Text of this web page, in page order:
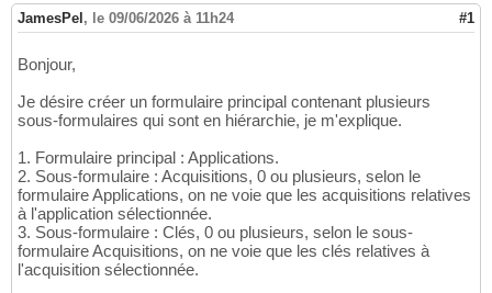
JamesPel , le 09/06/2026 à 11h24 #1
Bonjour,
Je désire créer un formulaire principal contenant plusieurs
sous-formulaires qui sont en hiérarchie, je m'explique.
1. Formulaire principal : Applications.
2. Sous-formulaire : Acquisitions, 0 ou plusieurs, selon le
formulaire Applications, on ne voie que les acquisitions relatives
à l'application sélectionnée.
3. Sous-formulaire : Clés, 0 ou plusieurs, selon le sous-
formulaire Acquisitions, on ne voie que les clés relatives à
l'acquisition sélectionnée.